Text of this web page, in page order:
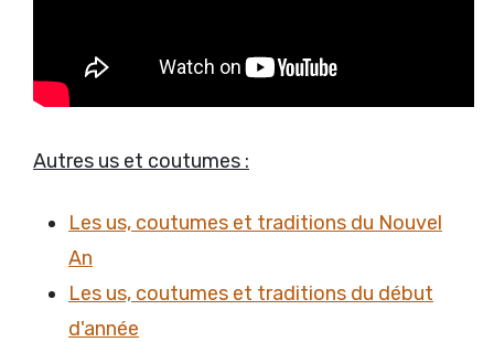
Autres us et coutumes :
Les us, coutumes et traditions du Nouvel
An
Les us, coutumes et traditions du début
d'année